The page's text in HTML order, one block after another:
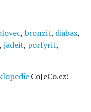
, bronzit, diabas,
, jadeit, porfyrit,
CoJeCo.cz!